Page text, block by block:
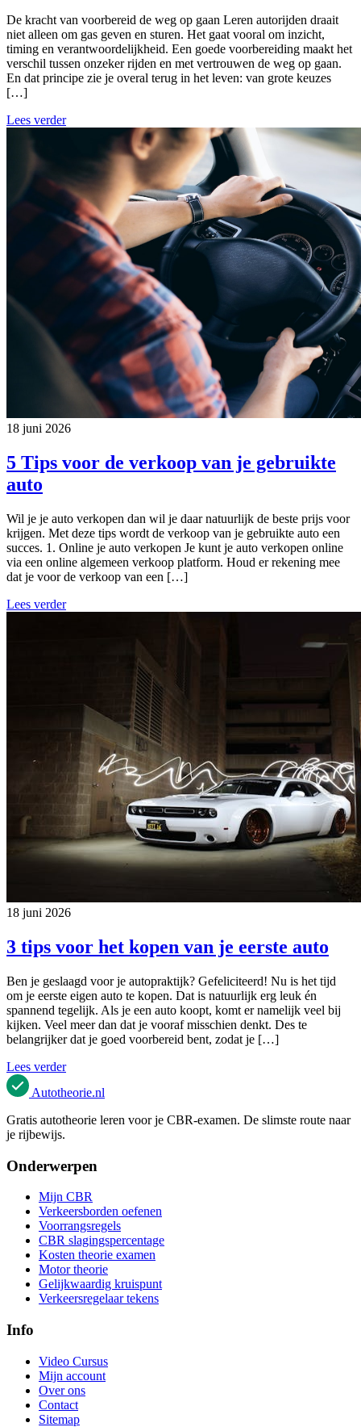
De kracht van voorbereid de weg op gaan Leren autorijden draait
niet alleen om gas geven en sturen. Het gaat vooral om inzicht,
timing en verantwoordelijkheid. Een goede voorbereiding maakt het
verschil tussen onzeker rijden en met vertrouwen de weg op gaan.
En dat principe zie je overal terug in het leven: van grote keuzes
[…]
Lees verder
18 juni 2026
5 Tips voor de verkoop van je gebruikte
auto
Wil je je auto verkopen dan wil je daar natuurlijk de beste prijs voor
krijgen. Met deze tips wordt de verkoop van je gebruikte auto een
succes. 1. Online je auto verkopen Je kunt je auto verkopen online
via een online algemeen verkoop platform. Houd er rekening mee
dat je voor de verkoop van een […]
Lees verder
18 juni 2026
3 tips voor het kopen van je eerste auto
Ben je geslaagd voor je autopraktijk? Gefeliciteerd! Nu is het tijd
om je eerste eigen auto te kopen. Dat is natuurlijk erg leuk én
spannend tegelijk. Als je een auto koopt, komt er namelijk veel bij
kijken. Veel meer dan dat je vooraf misschien denkt. Des te
belangrijker dat je goed voorbereid bent, zodat je […]
Lees verder
Autotheorie.nl
Gratis autotheorie leren voor je CBR-examen. De slimste route naar
je rijbewijs.
Onderwerpen
Mijn CBR
Verkeersborden oefenen
Voorrangsregels
CBR slagingspercentage
Kosten theorie examen
Motor theorie
Gelijkwaardig kruispunt
Verkeersregelaar tekens
Info
Video Cursus
Mijn account
Over ons
Contact
Sitemap